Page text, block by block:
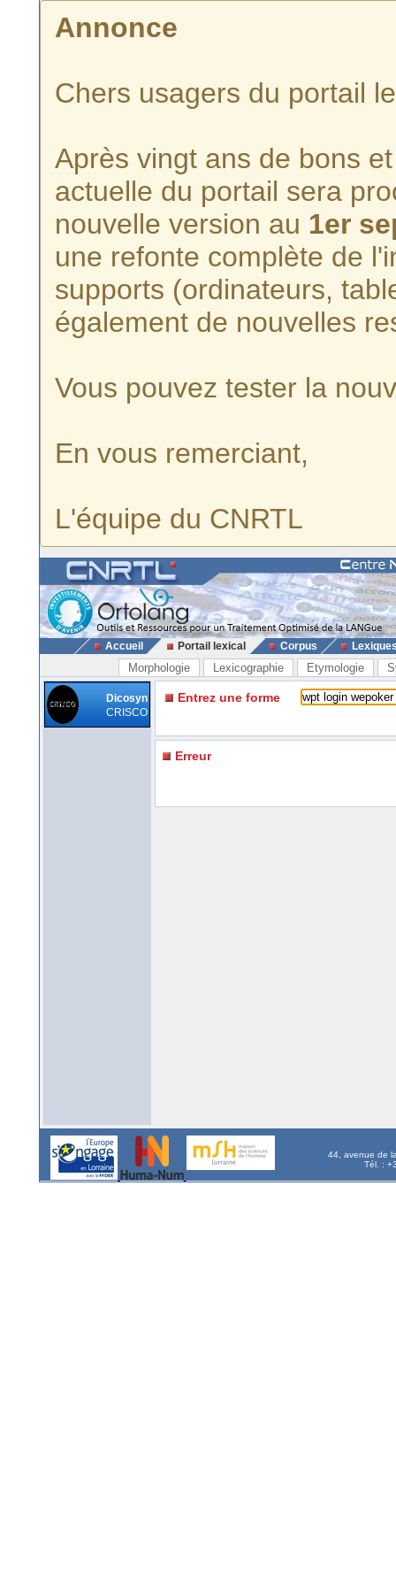
Annonce
Chers usagers du portail
Après vingt ans de bons
actuelle du portail sera
nouvelle version au 1er
une refonte complète de
supports (ordinateurs,
également de nouvelles
Vous pouvez tester la
En vous remerciant,
L'équipe du CNRTL
Accueil Portail lexical Corpus
Morphologie Lexicographie Etymologie
Dicosyn
CRISCO
Entrez une forme
Erreur
44, avenue de
Tél. :